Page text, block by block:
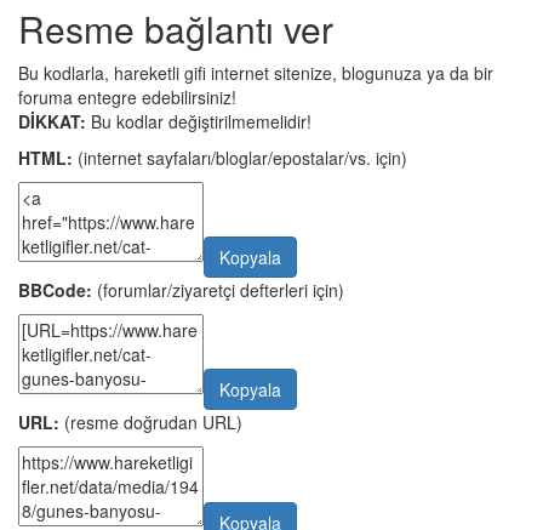
Resme bağlantı ver
Bu kodlarla, hareketli gifi internet sitenize, blogunuza ya da bir
foruma entegre edebilirsiniz!
DİKKAT: Bu kodlar değiştirilmemelidir!
HTML: (internet sayfaları/bloglar/epostalar/vs. için)
Kopyala
BBCode: (forumlar/ziyaretçi defterleri için)
Kopyala
URL: (resme doğrudan URL)
Kopyala